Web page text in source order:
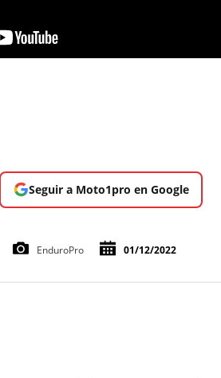
Seguir a Moto1pro en Google
EnduroPro 01/12/2022